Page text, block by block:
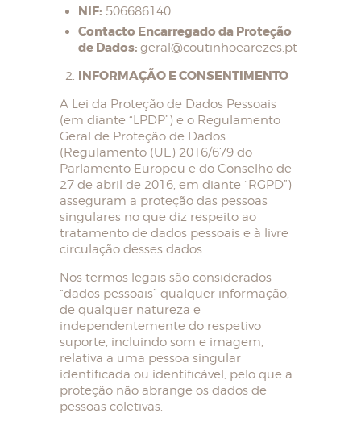
NIF: 506686140
Contacto Encarregado da Proteção
de Dados: geral@coutinhoearezes.pt
INFORMAÇÃO E CONSENTIMENTO
A Lei da Proteção de Dados Pessoais
(em diante “LPDP”) e o Regulamento
Geral de Proteção de Dados
(Regulamento (UE) 2016/679 do
Parlamento Europeu e do Conselho de
27 de abril de 2016, em diante “RGPD”)
asseguram a proteção das pessoas
singulares no que diz respeito ao
tratamento de dados pessoais e à livre
circulação desses dados.
Nos termos legais são considerados
“dados pessoais” qualquer informação,
de qualquer natureza e
independentemente do respetivo
suporte, incluindo som e imagem,
relativa a uma pessoa singular
identificada ou identificável, pelo que a
proteção não abrange os dados de
pessoas coletivas.